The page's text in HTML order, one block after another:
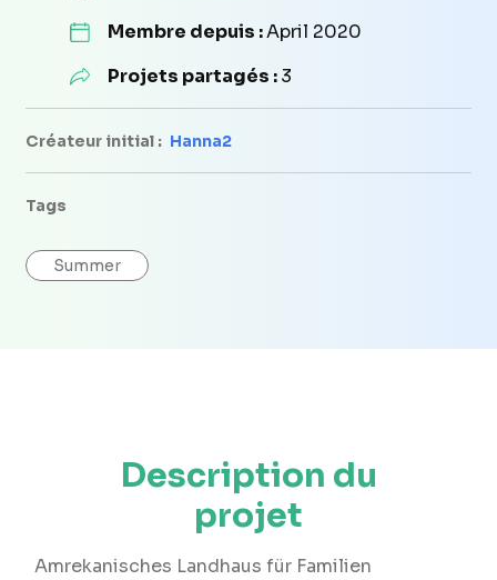
Membre depuis :April 2020
Projets partagés :3
Créateur initial : Hanna2
Tags
Summer
Description du
projet
Amrekanisches Landhaus für Familien